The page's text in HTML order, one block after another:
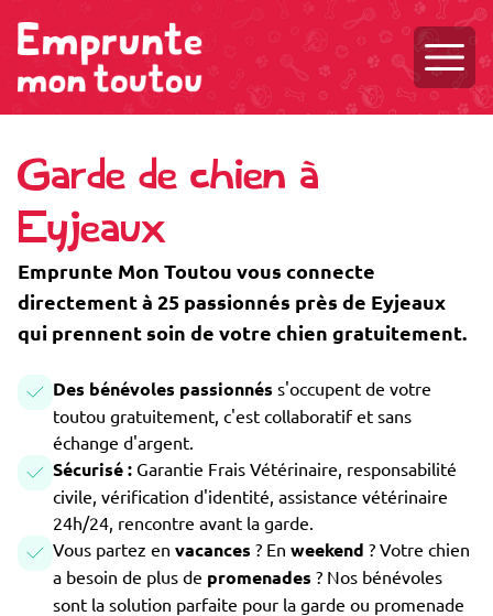
Garde de chien à
Eyjeaux
Emprunte Mon Toutou vous connecte
directement à 25 passionnés près de Eyjeaux
qui prennent soin de votre chien gratuitement.
Des bénévoles passionnés s'occupent de votre
toutou gratuitement, c'est collaboratif et sans
échange d'argent.
Sécurisé : Garantie Frais Vétérinaire, responsabilité
civile, vérification d'identité, assistance vétérinaire
24h/24, rencontre avant la garde.
Vous partez en vacances ? En weekend ? Votre chien
a besoin de plus de promenades ? Nos bénévoles
sont la solution parfaite pour la garde ou promenade